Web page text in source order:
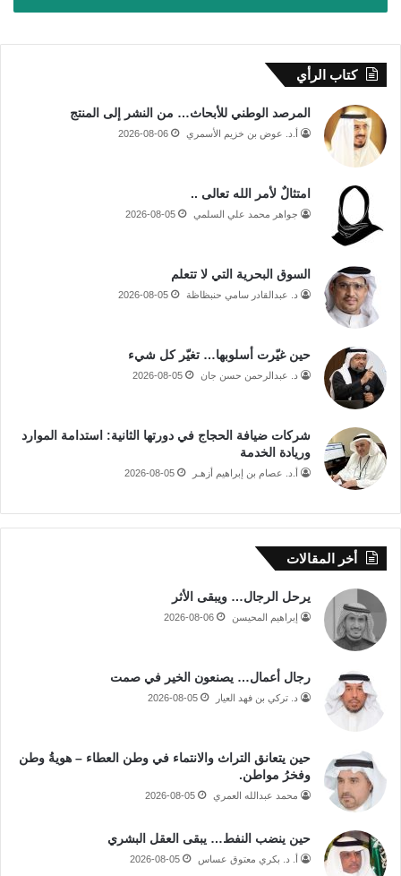
كتاب الرأي
المرصد الوطني للأبحاث… من النشر إلى المنتج
أ.د. عوض بن خزيم الأسمري 2026-08-06
امتثالٌ لأمر الله تعالى ..
جواهر محمد علي السلمي 2026-08-05
السوق البحرية التي لا تتعلم
د. عبدالقادر سامي حنبظاظة 2026-08-05
حين غيّرت أسلوبها… تغيّر كل شيء
د. عبدالرحمن حسن جان 2026-08-05
شركات ضيافة الحجاج في دورتها الثانية: استدامة الموارد
وريادة الخدمة
أ.د. عصام بن إبراهيم أزهـر 2026-08-05
أخر المقالات
يرحل الرجال… ويبقى الأثر
إبراهيم المحيسن 2026-08-06
رجال أعمال… يصنعون الخير في صمت
د. تركي بن فهد العيار 2026-08-05
حين يتعانق التراث والانتماء في وطن العطاء – هويةُ وطن
وفخرُ مواطن.
محمد عبدالله العمري 2026-08-05
حين ينضب النفط… يبقى العقل البشري
أ. د. بكري معتوق عساس 2026-08-05